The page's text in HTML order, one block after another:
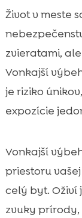
Život v meste
zvieratami,
Vonkajší
je riziko
expozície
Vonkajší
priestoru
celý byt. Oživí
zvuky